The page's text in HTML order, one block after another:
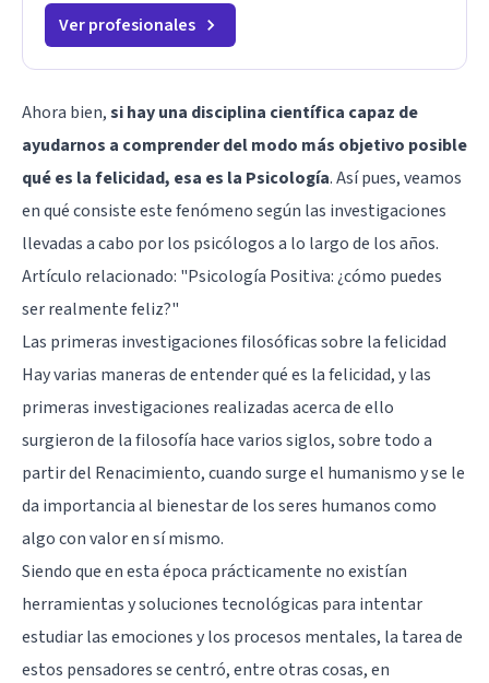
Ver profesionales
Ahora bien,si hay una disciplina científica capaz de
ayudarnos a comprender del modo más objetivo posible
qué es la felicidad, esa es la Psicología. Así pues, veamos
en qué consiste este fenómeno según las investigaciones
llevadas a cabo por los psicólogos a lo largo de los años.
Artículo relacionado: "Psicología Positiva: ¿cómo puedes
ser realmente feliz?"
Las primeras investigaciones filosóficas sobre la felicidad
Hay varias maneras de entender qué es la felicidad, y las
primeras investigaciones realizadas acerca de ello
surgieron de la filosofía hace varios siglos, sobre todo a
partir del Renacimiento, cuando surge el humanismo y se le
da importancia al bienestar de los seres humanos como
algo con valor en sí mismo.
Siendo que en esta época prácticamente no existían
herramientas y soluciones tecnológicas para intentar
estudiar las emociones y los procesos mentales, la tarea de
estos pensadores se centró, entre otras cosas, en